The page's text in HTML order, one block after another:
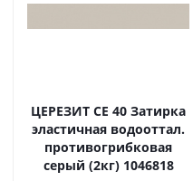
ЦЕРЕЗИТ CE 40 Затирка
эластичная водооттал.
противогрибковая
серый (2кг) 1046818